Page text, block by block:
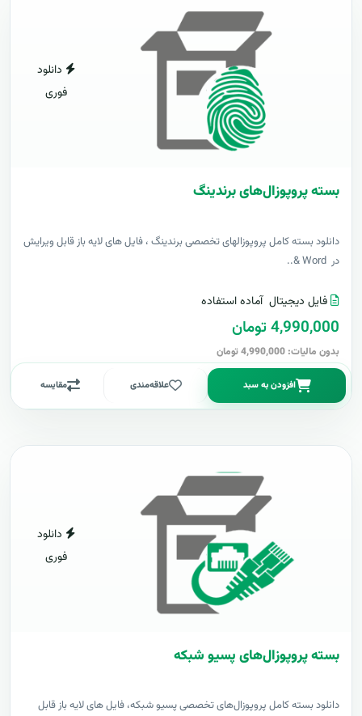
دانلود
فوری
بسته پروپوزال‌های برندینگ
دانلود بسته کامل پروپوزالهای تخصصی برندینگ ، فایل های لایه باز قابل ویرایش
در Word &..
فایل دیجیتال آماده استفاده
4,990,000 تومان
بدون مالیات: 4,990,000 تومان
افزودن به سبد علاقه‌مندی مقایسه
دانلود
فوری
بسته پروپوزال‌های پسیو شبکه
دانلود بسته کامل پروپوزال‌های تخصصی پسیو شبکه، فایل های لایه باز قابل